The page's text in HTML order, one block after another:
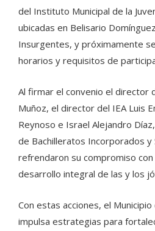
del Instituto Municipal de la
ubicadas en Belisario
Insurgentes, y próximamente
horarios y requisitos de
Al firmar el convenio el director
Muñoz, el director del IEA Luis
Reynoso e Israel Alejandro
de Bachilleratos Incorporados
refrendaron su compromiso con
desarrollo integral de las y los
Con estas acciones, el
impulsa estrategias para